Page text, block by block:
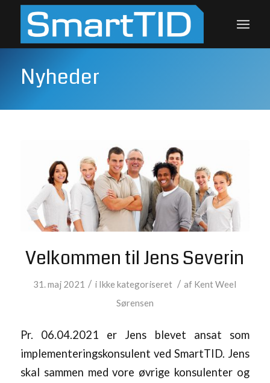
Nyheder
Velkommen til Jens Severin
31. maj 2021 / i Ikke kategoriseret / af Kent Weel
Sørensen
Pr. 06.04.2021 er Jens blevet ansat som
implementeringskonsulent ved SmartTID. Jens
skal sammen med vore øvrige konsulenter og